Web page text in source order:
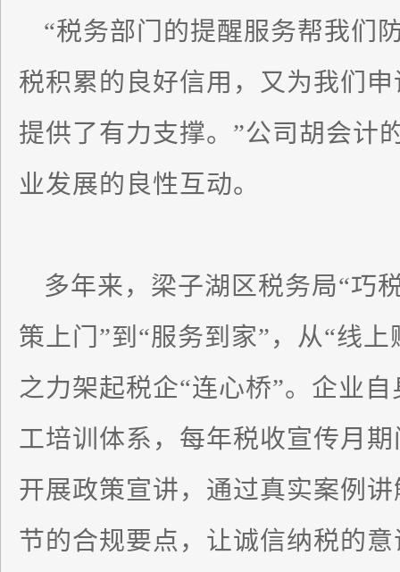
“税务部门的提醒服务帮我们
税积累的良好信用，又为我们
提供了有力支撑。”公司胡会计
业发展的良性互动。
多年来，梁子湖区税务局“巧
策上门”到“服务到家”，从“线
之力架起税企“连心桥”。企业
工培训体系，每年税收宣传月
开展政策宣讲，通过真实案例
节的合规要点，让诚信纳税的